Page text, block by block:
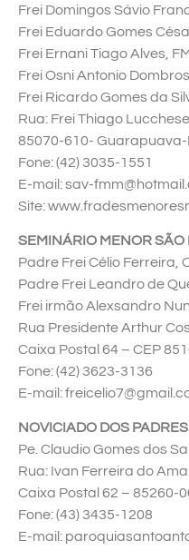
Frei Domingos Sávio
Frei Eduardo Gomes
Frei Ernani Tiago Alves,
Frei Osni Antonio
Frei Ricardo Gomes da
Rua: Frei Thiago
85070-610- Guarapuava-
Fone: (42) 3035-1551
E-mail: sav-
Site:
SEMINÁRIO MENOR
Padre Frei Célio Ferreira,
Padre Frei Leandro de
Frei irmão Alexsandro
Rua Presidente Arthur
Caixa Postal 64 – CEP
Fone: (42) 3623-3136
E-mail:
NOVICIADO DOS
Pe. Claudio Gomes dos
Rua: Ivan Ferreira do
Caixa Postal 62 – 85260-
Fone: (43) 3435-1208
E-mail: